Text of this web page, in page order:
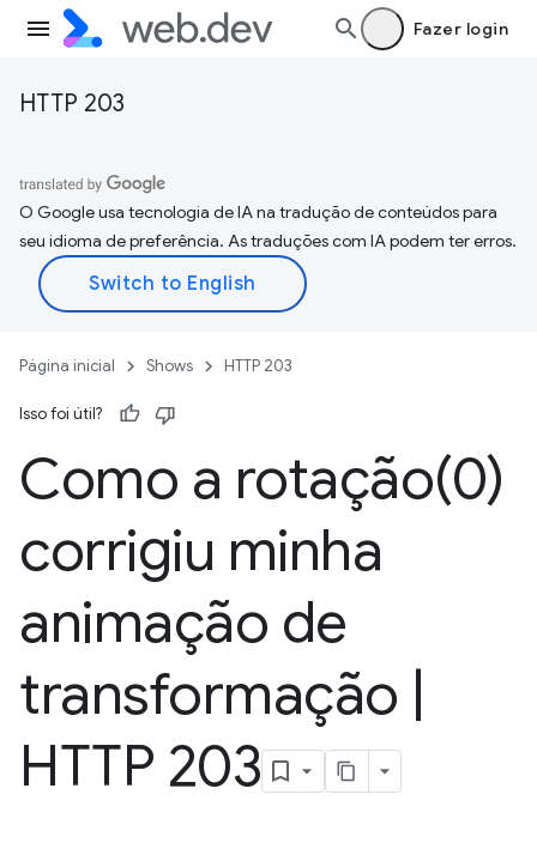
Fazer login
HTTP 203
O Google usa tecnologia de IA na tradução de conteúdos para
seu idioma de preferência. As traduções com IA podem ter erros.
Página inicial Shows HTTP 203
Isso foi útil?
Como a rotação(0)
corrigiu minha
animação de
transformação
HTTP 203